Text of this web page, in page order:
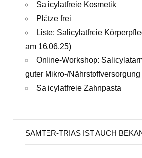
Salicylatfreie Kosmetik
Plätze frei
Liste: Salicylatfreie
am 16.06.25)
Online-Workshop:
guter Mikro-/
Salicylatfreie Zahnpasta
SAMTER-TRIAS IST AUCH